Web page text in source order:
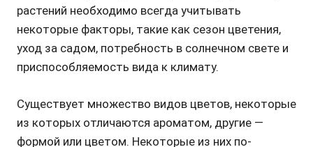
растений необходимо всегда учитывать
некоторые факторы, такие как сезон цветения,
уход за садом, потребность в солнечном свете и
приспособляемость вида к климату.
Существует множество видов цветов, некоторые
из которых отличаются ароматом, другие —
формой или цветом. Некоторые из них по-